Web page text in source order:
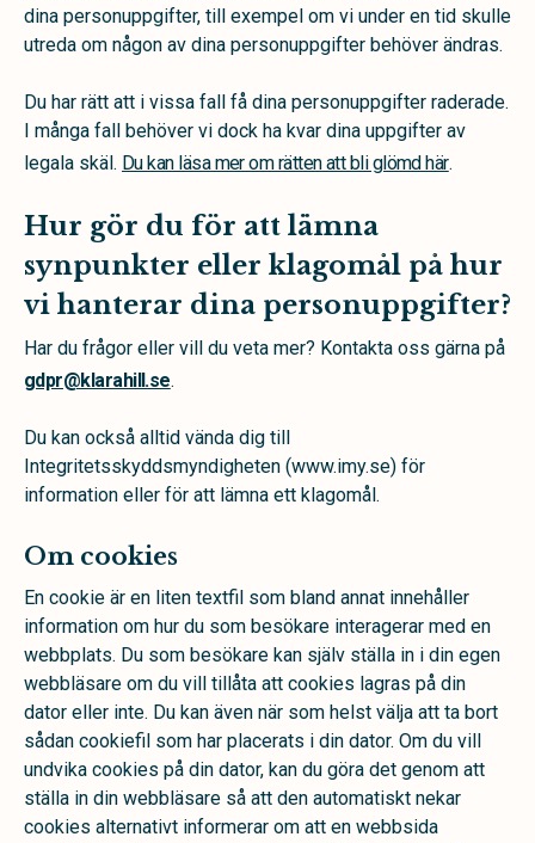
dina personuppgifter, till exempel om vi under en tid skulle
utreda om någon av dina personuppgifter behöver ändras.
Du har rätt att i vissa fall få dina personuppgifter raderade.
I många fall behöver vi dock ha kvar dina uppgifter av
legala skäl. Du kan läsa mer om rätten att bli glömd här.
Hur gör du för att lämna
synpunkter eller klagomål på hur
vi hanterar dina personuppgifter?
Har du frågor eller vill du veta mer? Kontakta oss gärna på
gdpr@klarahill.se.
Du kan också alltid vända dig till
Integritetsskyddsmyndigheten (www.imy.se) för
information eller för att lämna ett klagomål.
Om cookies
En cookie är en liten textfil som bland annat innehåller
information om hur du som besökare interagerar med en
webbplats. Du som besökare kan själv ställa in i din egen
webbläsare om du vill tillåta att cookies lagras på din
dator eller inte. Du kan även när som helst välja att ta bort
sådan cookiefil som har placerats i din dator. Om du vill
undvika cookies på din dator, kan du göra det genom att
ställa in din webbläsare så att den automatiskt nekar
cookies alternativt informerar om att en webbsida